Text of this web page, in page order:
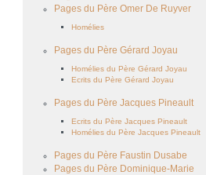
Pages du Père Omer De Ruyver
Homélies
Pages du Père Gérard Joyau
Homélies du Père Gérard Joyau
Ecrits du Père Gérard Joyau
Pages du Père Jacques Pineault
Ecrits du Père Jacques Pineault
Homélies du Père Jacques Pineault
Pages du Père Faustin Dusabe
Pages du Père Dominique-Marie